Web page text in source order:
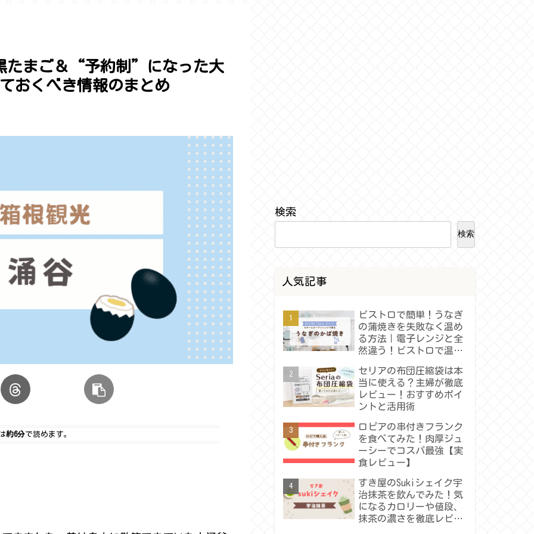
たまご＆“予約制”になった大
おくべき情報のまとめ
約6分で読めます。
検索
検索
人気記事
ビストロで簡単！うなぎ
の蒲焼きを失敗なく温め
る方法｜電子レンジと全
然違う！ビストロで温め
ー
セリアの布団圧縮袋は本
当に使える？主婦が徹底
レビュー！おすすめポイ
ントと活用術
ロピアの串付きフランク
を食べてみた！肉厚ジュ
ーシーでコスパ最強【実
食レビュー】
すき屋のSukiシェイク宇
治抹茶を飲んでみた！気
になるカロリーや値段、
抹茶の濃さを徹底レビュ